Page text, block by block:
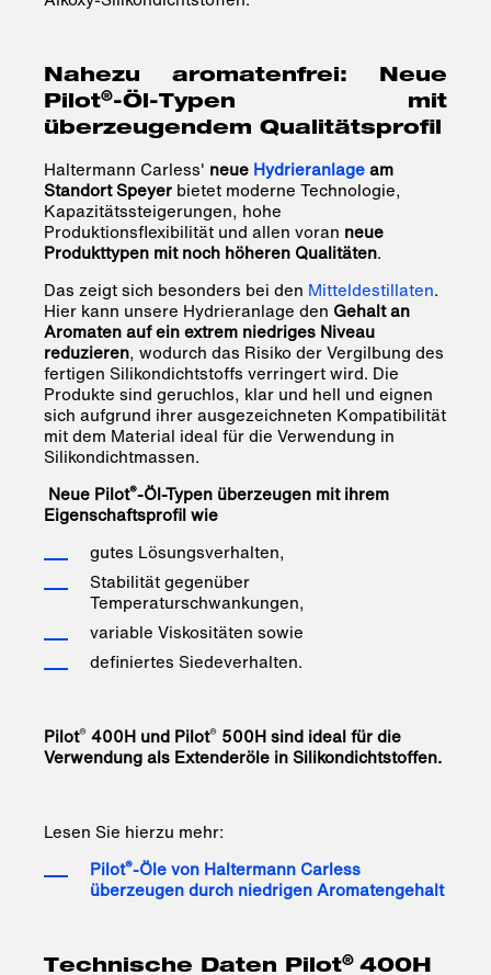
Nahezu aromatenfrei: Neue
Pilot®-Öl-Typen mit
überzeugendem Qualitätsprofil
Haltermann Carless' neue Hydrieranlageam
Standort Speyer bietet moderne Technologie,
Kapazitätssteigerungen, hohe
Produktionsflexibilität und allen voran neue
Produkttypen mit noch höheren Qualitäten.
Das zeigt sich besonders bei den Mitteldestillaten.
Hier kann unsere Hydrieranlage den Gehalt an
Aromaten auf ein extrem niedriges Niveau
reduzieren, wodurch das Risiko der Vergilbung des
fertigen Silikondichtstoffs verringert wird. Die
Produkte sind geruchlos, klar und hell und eignen
sich aufgrund ihrer ausgezeichneten Kompatibilität
mit dem Material ideal für die Verwendung in
Silikondichtmassen.
Neue Pilot®-Öl-Typen überzeugen mit ihrem
Eigenschaftsprofil wie
gutes Lösungsverhalten,
Stabilität gegenüber
Temperaturschwankungen,
variable Viskositäten sowie
definiertes Siedeverhalten.
Pilot® 400H und Pilot® 500H sind ideal für die
Verwendung als Extenderöle in Silikondichtstoffen.
Lesen Sie hierzu mehr:
Pilot®-Öle von Haltermann Carless
überzeugen durch niedrigen Aromatengehalt
Technische Daten Pilot® 400H